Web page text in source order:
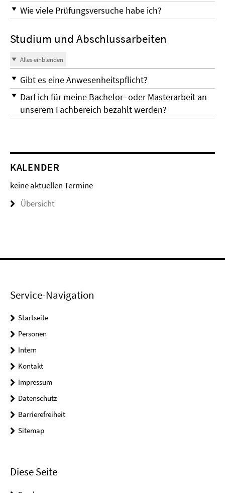
Wie viele Prüfungsversuche habe ich?
Studium und Abschlussarbeiten
Alles einblenden
Gibt es eine Anwesenheitspflicht?
Darf ich für meine Bachelor- oder Masterarbeit an
unserem Fachbereich bezahlt werden?
KALENDER
keine aktuellen Termine
Übersicht
Service-Navigation
Startseite
Personen
Intern
Kontakt
Impressum
Datenschutz
Barrierefreiheit
Sitemap
Diese Seite